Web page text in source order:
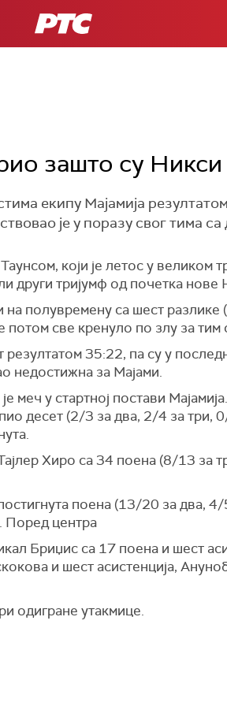
РТС
зашто су
екипу Мајамија
је у поразу свог тима са
који је летос у великом
други тријумф од почетка
полувремену са шест
потом све кренуло по злу за
35:22, па су у
недостижна за Мајами.
меч у стартној постави
десет (2/3 за два, 2/4 за три,
Хиро са 34 поена (8/13 за
поена (13/20 за два,
Поред центра
Бриџис са 17 поена и шест
и шест асистенција,
одигране утакмице.